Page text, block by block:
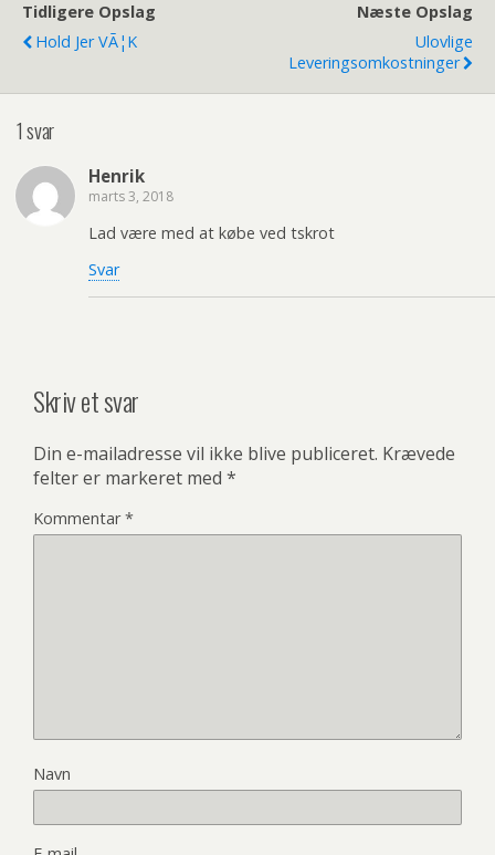
Tidligere Opslag
Hold Jer VÃ¦k
Næste Opslag
Ulovlige
Leveringsomkostninger
1 svar
Henrik
marts 3, 2018
Lad være med at købe ved tskrot
Svar
Skriv et svar
Din e-mailadresse vil ikke blive publiceret. Krævede
felter er markeret med *
Kommentar*
Navn